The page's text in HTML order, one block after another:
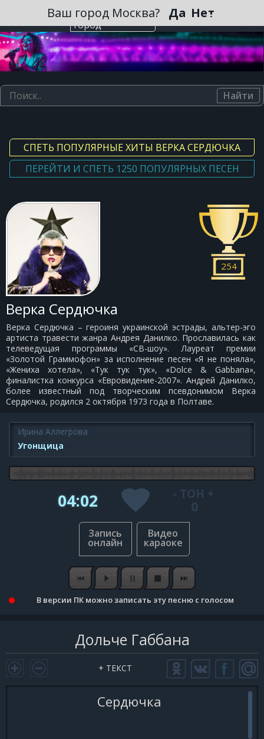
Выберите
город
Ваш город Москва? Да Нет
Найти
СПЕТЬ ПОПУЛЯРНЫЕ ХИТЫ ВЕРКА СЕРДЮЧКА
ПЕРЕЙТИ И СПЕТЬ 1250 ПОПУЛЯРНЫХ ПЕСЕН
Верка Сердючка
Верка Сердючка – героиня украинской эстрады, альтер-эго
артиста травести жанра Андрея Данилко. Прославилась как
телеведущая программы «СВ-шоу». Лауреат премии
«Золотой Граммофон» за исполнение песен «Я не поняла»,
«Жениха хотела», «Тук тук тук», «Dolce & Gabbana»,
финалистка конкурса «Евровидение-2007». Андрей Данилко,
более известный под творческим псевдонимом Верка
Сердючка, родился 2 октября 1973 года в Полтаве.
254
Ирина Аллегрова
Угонщица
04:02 - ТОН +
0
В версии ПК можно записать эту песню с голосом
Дольче Габбана
+ ТЕКСТ
Сердючка